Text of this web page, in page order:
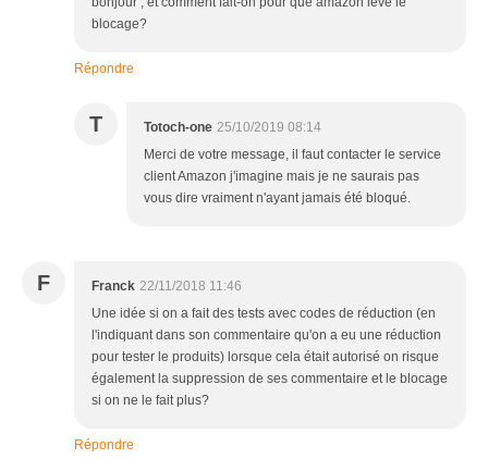
blocage?
Répondre
T Totoch-one 25/10/2019 08:14
Merci de votre message, il faut contacter le service
client Amazon j'imagine mais je ne saurais pas
vous dire vraiment n'ayant jamais été bloqué.
F Franck 22/11/2018 11:46
Une idée si on a fait des tests avec codes de réduction (en
l'indiquant dans son commentaire qu'on a eu une réduction
pour tester le produits) lorsque cela était autorisé on risque
également la suppression de ses commentaire et le blocage
si on ne le fait plus?
Répondre